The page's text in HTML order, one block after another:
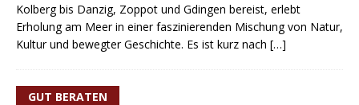
Kolberg bis Danzig, Zoppot und Gdingen bereist, erlebt
Erholung am Meer in einer faszinierenden Mischung von Natur,
Kultur und bewegter Geschichte. Es ist kurz nach […]
GUT BERATEN